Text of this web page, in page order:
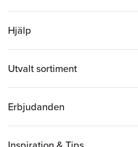
Hjälp
Utvalt sortiment
Erbjudanden